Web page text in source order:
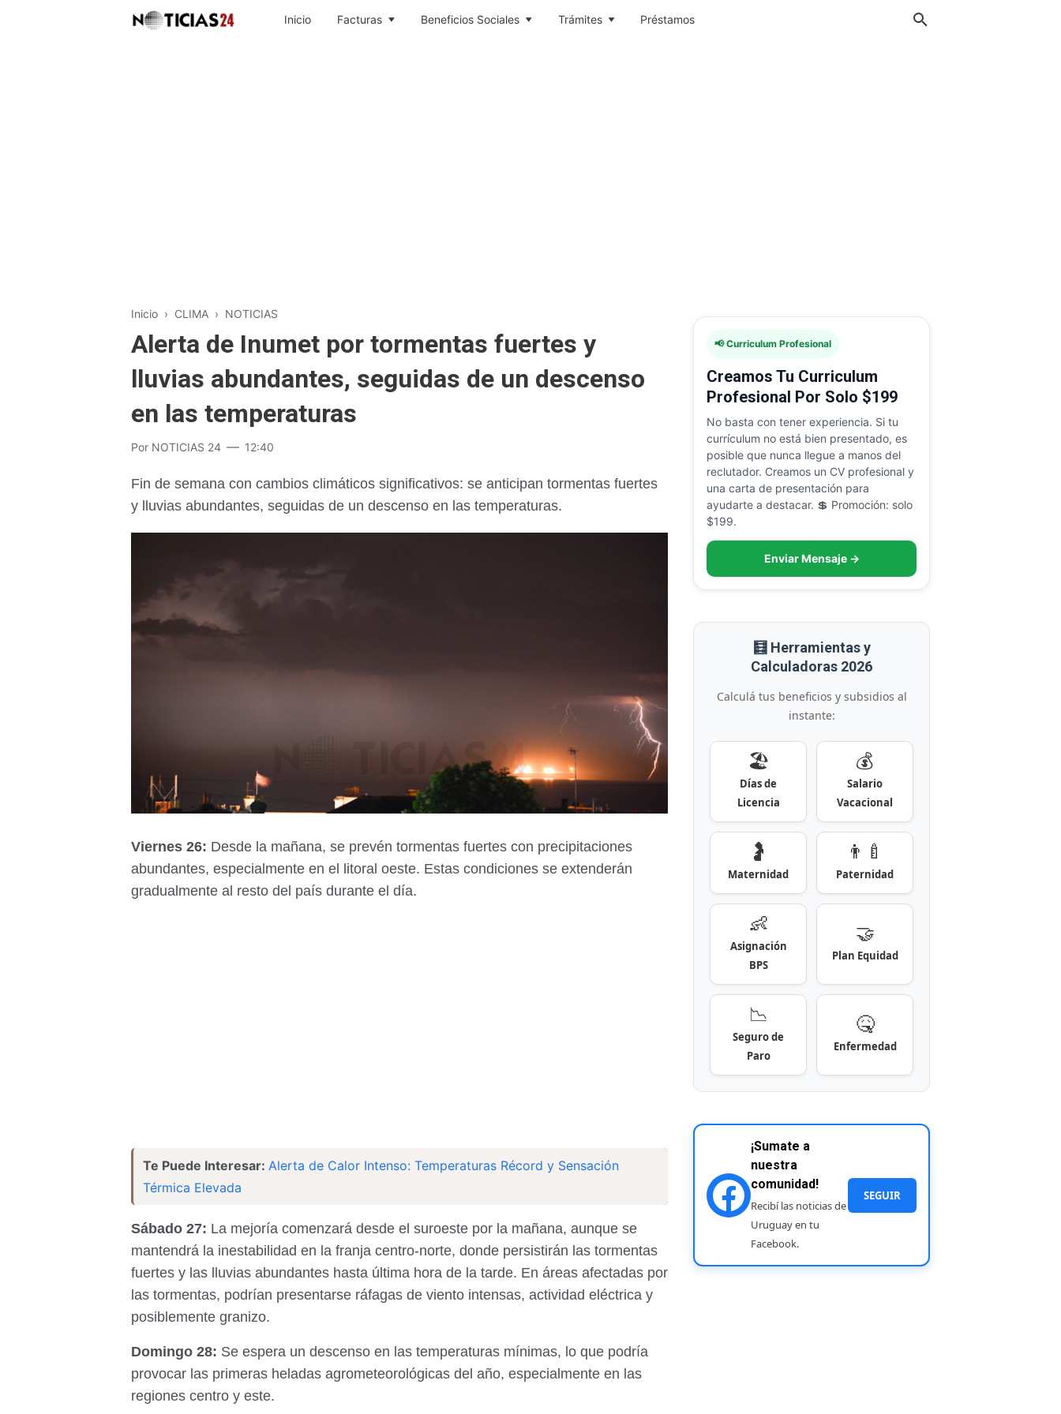
Inicio Facturas Beneficios Sociales Trámites Préstamos
Inicio › CLIMA › NOTICIAS
Alerta de Inumet por tormentas fuertes y
lluvias abundantes, seguidas de un descenso
en las temperaturas
Por NOTICIAS 24 12:40
Fin de semana con cambios climáticos significativos: se anticipan tormentas fuertes
y lluvias abundantes, seguidas de un descenso en las temperaturas.
Viernes 26: Desde la mañana, se prevén tormentas fuertes con precipitaciones
abundantes, especialmente en el litoral oeste. Estas condiciones se extenderán
gradualmente al resto del país durante el día.
Te Puede Interesar: Alerta de Calor Intenso: Temperaturas Récord y Sensación
Térmica Elevada
Sábado 27: La mejoría comenzará desde el suroeste por la mañana, aunque se
mantendrá la inestabilidad en la franja centro-norte, donde persistirán las tormentas
fuertes y las lluvias abundantes hasta última hora de la tarde. En áreas afectadas por
las tormentas, podrían presentarse ráfagas de viento intensas, actividad eléctrica y
posiblemente granizo.
Domingo 28: Se espera un descenso en las temperaturas mínimas, lo que podría
provocar las primeras heladas agrometeorológicas del año, especialmente en las
regiones centro y este.
📢 Curriculum Profesional
Creamos Tu Curriculum
Profesional Por Solo $199
No basta con tener experiencia. Si tu
currículum no está bien presentado, es
posible que nunca llegue a manos del
reclutador. Creamos un CV profesional y
una carta de presentación para
ayudarte a destacar. 💲 Promoción: solo
$199.
Enviar Mensaje →
🧮 Herramientas y
Calculadoras 2026
Calculá tus beneficios y subsidios al
instante:
🏖️
Días de
Licencia
💰
Salario
Vacacional
🤰
Maternidad
👨‍🍼
Paternidad
👶
Asignación
BPS
🤝
Plan Equidad
📉
Seguro de
Paro
🤒
Enfermedad
¡Sumate a
nuestra
comunidad!
Recibí las noticias de
Uruguay en tu
Facebook.
SEGUIR